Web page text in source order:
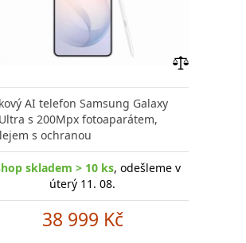
AI telefon Samsung Galaxy
s 200Mpx fotoaparátem,
s ochranou
skladem > 10 ks, odešleme v
úterý 11. 08.
38 999 Kč